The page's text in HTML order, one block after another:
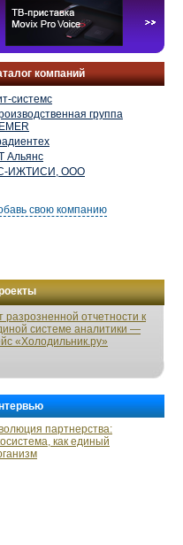
компаний
системс
группа
Альянс
ИЖТИСИ, ООО
свою компанию
разрозненной отчетности к
системе аналитики —
«Холодильник.ру»
партнерства:
как единый